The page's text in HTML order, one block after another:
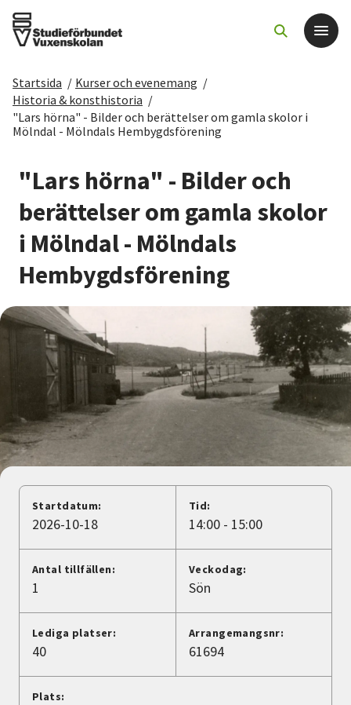
Det här gör vi
Sök kurser och evenemang
Om SV
Starta studiecirkel
Cirkelledare
Nyheter
Avdelningar
Lyssna
Startsida / Kurser och evenemang /
Historia & konsthistoria /
"Lars hörna" - Bilder och berättelser om gamla skolor i
Mölndal - Mölndals Hembygdsförening
"Lars hörna" - Bilder och
berättelser om gamla skolor
i Mölndal - Mölndals
Hembygdsförening
Startdatum:
2026-10-18
Tid:
14:00 - 15:00
Antal tillfällen:
1
Veckodag:
Sön
Lediga platser:
40
Arrangemangsnr:
61694
Plats: